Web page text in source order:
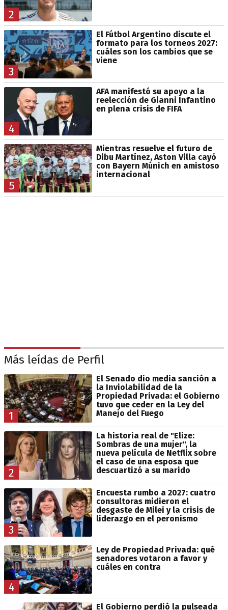
2
3
El Fútbol Argentino discute el
formato para los torneos 2027:
cuáles son los cambios que se
viene
4
AFA manifestó su apoyo a la
reelección de Gianni Infantino
en plena crisis de FIFA
5
Mientras resuelve el futuro de
Dibu Martínez, Aston Villa cayó
con Bayern Múnich en amistoso
internacional
Más leídas de Perfil
1
El Senado dio media sanción a
la Inviolabilidad de la
Propiedad Privada: el Gobierno
tuvo que ceder en la Ley del
Manejo del Fuego
2
La historia real de "Elize:
Sombras de una mujer", la
nueva película de Netflix sobre
el caso de una esposa que
descuartizó a su marido
3
Encuesta rumbo a 2027: cuatro
consultoras midieron el
desgaste de Milei y la crisis de
liderazgo en el peronismo
4
Ley de Propiedad Privada: qué
senadores votaron a favor y
cuáles en contra
El Gobierno perdió la pulseada